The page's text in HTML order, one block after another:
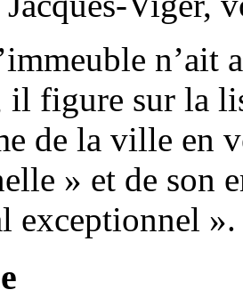
n’ait
figure sur la
de la ville en
» et de son
exceptionnel ».